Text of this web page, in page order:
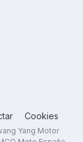
Cookies
Yang Motor